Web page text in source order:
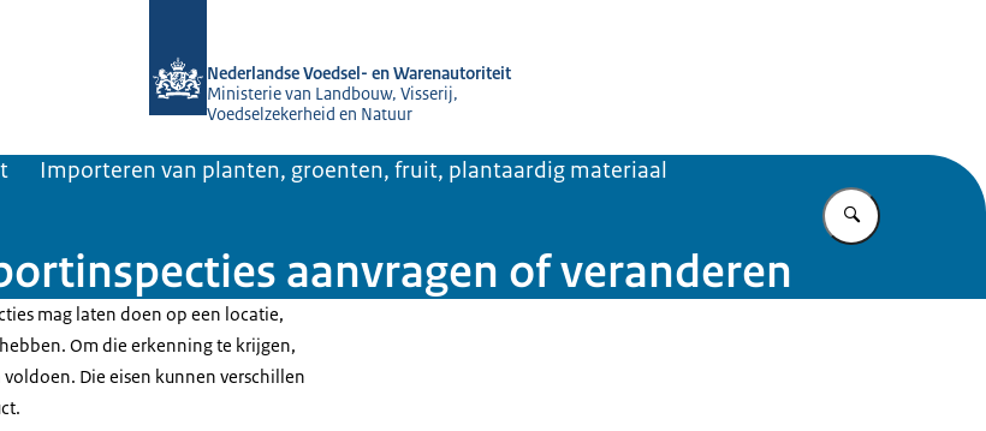
Nederlandse Voedsel- en Warenautoriteit
Ministerie van Landbouw, Visserij,
Voedselzekerheid en Natuur
Importeren van planten, groenten, fruit, plantaardig materiaal
Vul in wat u
aanvragen of veranderen
mag laten doen op een locatie,
Om die erkenning te krijgen,
Die eisen kunnen verschillen